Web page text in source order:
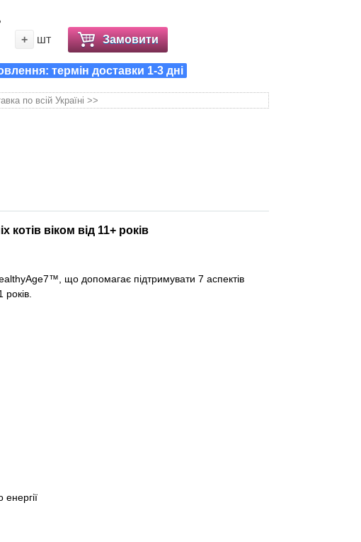
+ шт Замовити
термін доставки 1-3 дні
по всій Україні >>
віком від 11+ років
що допомагає підтримувати 7 аспектів
років.